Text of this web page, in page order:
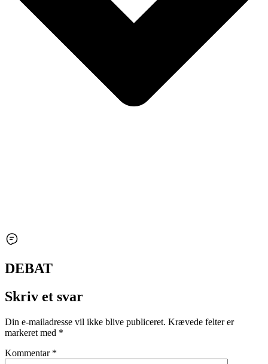
DEBAT
Skriv et svar
Din e-mailadresse vil ikke blive publiceret. Krævede felter er
markeret med *
Kommentar *